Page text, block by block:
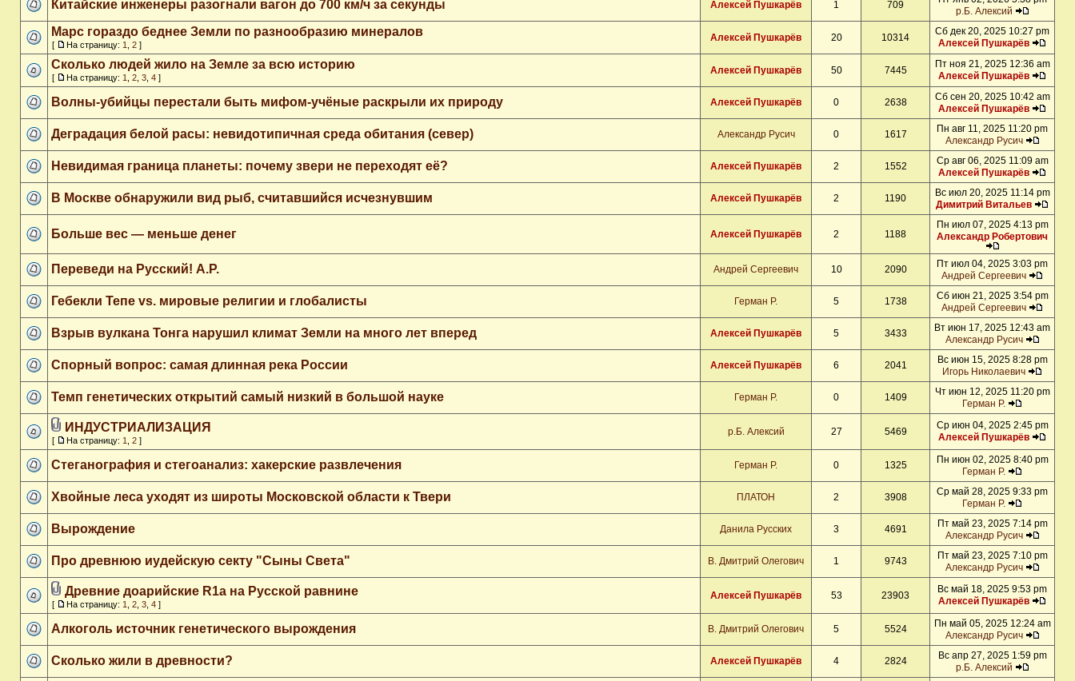
Китайские инженеры разогнали вагон до 700 км/ч за секунды Алексей Пушкарёв 1 709
р.Б. Алексий
Марс гораздо беднее Земли по разнообразию минералов
[ На страницу: 1 2 ]
Алексей Пушкарёв 20 10314
Сб дек 20, 2025 10:27 pm
Алексей Пушкарёв
Сколько людей жило на Земле за всю историю
[ На страницу: 1 2 3 4 ]
Алексей Пушкарёв 50 7445
Пт ноя 21, 2025 12:36 am
Алексей Пушкарёв
Волны-убийцы перестали быть мифом-учёные раскрыли их природу Алексей Пушкарёв 0 2638
Сб сен 20, 2025 10:42 am
Алексей Пушкарёв
Деградация белой расы: невидотипичная среда обитания (север) Александр Русич 0 1617
Пн авг 11, 2025 11:20 pm
Александр Русич
Невидимая граница планеты: почему звери не переходят её? Алексей Пушкарёв 2 1552
Ср авг 06, 2025 11:09 am
Алексей Пушкарёв
В Москве обнаружили вид рыб, считавшийся исчезнувшим Алексей Пушкарёв 2 1190
Вс июл 20, 2025 11:14 pm
Димитрий Витальев
Больше вес — меньше денег Алексей Пушкарёв 2 1188
Пн июл 07, 2025 4:13 pm
Александр Робертович
Переведи на Русский! А.Р. Андрей Сергеевич 10 2090
Пт июл 04, 2025 3:03 pm
Андрей Сергеевич
Гебекли Тепе vs. мировые религии и глобалисты Герман Р. 5 1738
Сб июн 21, 2025 3:54 pm
Андрей Сергеевич
Взрыв вулкана Тонга нарушил климат Земли на много лет вперед Алексей Пушкарёв 5 3433
Вт июн 17, 2025 12:43 am
Александр Русич
Спорный вопрос: самая длинная река России Алексей Пушкарёв 6 2041
Вс июн 15, 2025 8:28 pm
Игорь Николаевич
Темп генетических открытий самый низкий в большой науке Герман Р. 0 1409
Чт июн 12, 2025 11:20 pm
Герман Р.
ИНДУСТРИАЛИЗАЦИЯ
[ На страницу: 1 2 ]
р.Б. Алексий 27 5469
Ср июн 04, 2025 2:45 pm
Алексей Пушкарёв
Стеганография и стегоанализ: хакерские развлечения Герман Р. 0 1325
Пн июн 02, 2025 8:40 pm
Герман Р.
Хвойные леса уходят из широты Московской области к Твери ПЛАТОН 2 3908
Ср май 28, 2025 9:33 pm
Герман Р.
Вырождение Данила Русских 3 4691
Пт май 23, 2025 7:14 pm
Александр Русич
Про древнюю иудейскую секту "Сыны Света" В. Дмитрий Олегович 1 9743
Пт май 23, 2025 7:10 pm
Александр Русич
Древние доарийские R1a на Русской равнине
[ На страницу: 1 2 3 4 ]
Алексей Пушкарёв 53 23903
Вс май 18, 2025 9:53 pm
Алексей Пушкарёв
Алкоголь источник генетического вырождения В. Дмитрий Олегович 5 5524
Пн май 05, 2025 12:24 am
Александр Русич
Сколько жили в древности? Алексей Пушкарёв 4 2824
Вс апр 27, 2025 1:59 pm
р.Б. Алексий